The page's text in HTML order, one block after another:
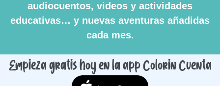
audiocuentos, videos y actividades
educativas… y nuevas aventuras añadidas
cada mes.
Empieza gratis hoy en la app Colorin Cuenta